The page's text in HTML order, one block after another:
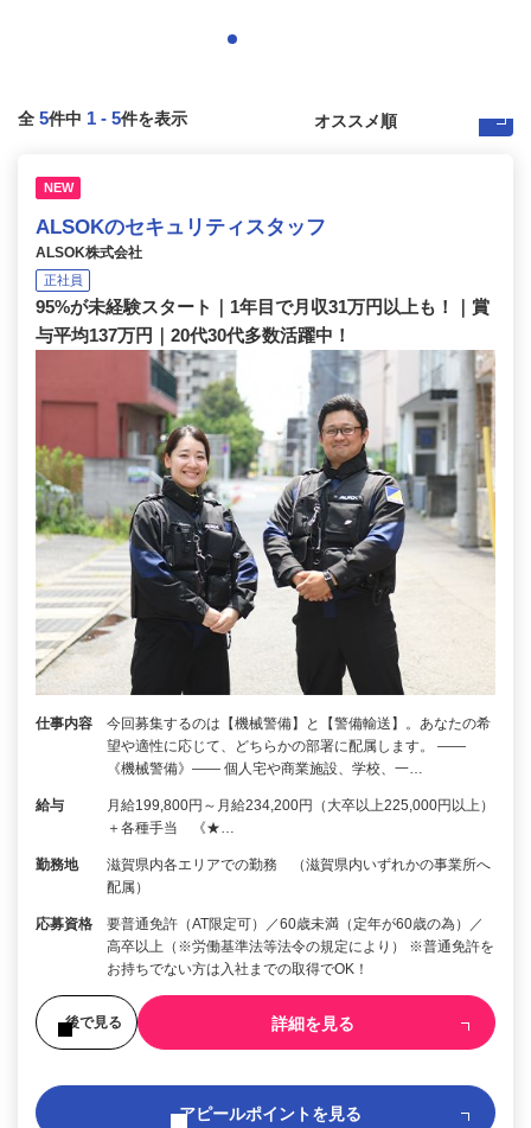
全 5件中 1 - 5件を表示
NEW
ALSOKのセキュリティスタッフ
ALSOK株式会社
正社員
95%が未経験スタート｜1年目で月収31万円以上も！｜賞
与平均137万円｜20代30代多数活躍中！
仕事内容
今回募集するのは【機械警備】と【警備輸送】。あなたの希
望や適性に応じて、どちらかの部署に配属します。 ――
《機械警備》―― 個人宅や商業施設、学校、一…
給与
月給199,800円～月給234,200円（大卒以上225,000円以上）
＋各種手当 《★…
勤務地
滋賀県内各エリアでの勤務 （滋賀県内いずれかの事業所へ
配属）
応募資格
要普通免許（AT限定可）／60歳未満（定年が60歳の為）／
高卒以上（※労働基準法等法令の規定により） ※普通免許を
お持ちでない方は入社までの取得でOK！
後で見る 詳細を見る
アピールポイントを見る